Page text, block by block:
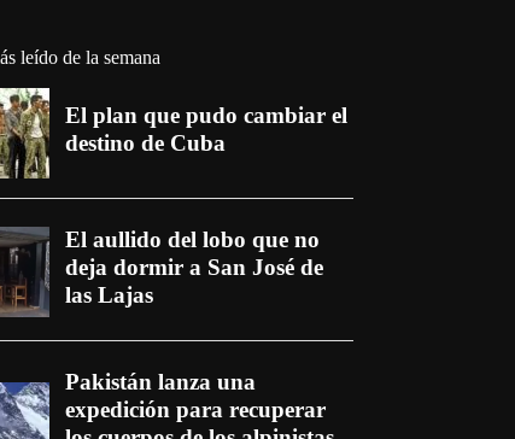
leído de la semana